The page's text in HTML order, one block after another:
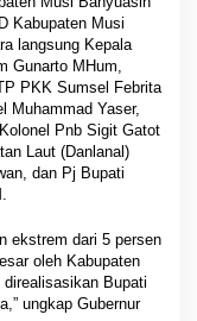
Kabupaten Musi
langsung Kepala
Gunarto MHum,
PKK Sumsel Febrita
Muhammad Yaser,
Pnb Sigit Gatot
Laut (Danlanal)
dan Pj Bupati
ekstrem dari 5 persen
oleh Kabupaten
Bupati
ungkap Gubernur